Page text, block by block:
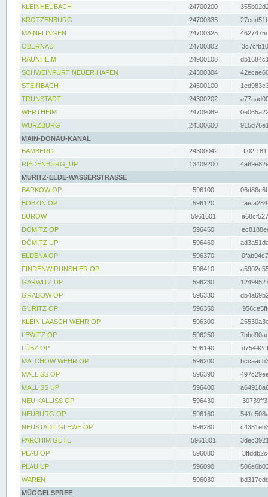
KLEINHEUBACH 24700200
KROTZENBURG
24700335
MAINFLINGEN
24700325
OBERNAU
24700302
RAUNHEIM
24900108
SCHWEINFURT NEUER HAFEN
24300304
STEINBACH
24500100
TRUNSTADT
24300202
WERTHEIM
24709089
WÜRZBURG
24300600
MAIN-DONAU-KANAL
BAMBERG
24300042
RIEDENBURG_UP
13409200
MÜRITZ-ELDE-WASSERSTRASSE
BARKOW OP
596100
BOBZIN OP
596120
BUROW
5961601
DÖMITZ OP
596450
DÖMITZ UP
596460
ELDENA OP
596370
FINDENWIRUNSHIER OP
596410
GARWITZ UP
596230
GRABOW OP
596330
GÜRITZ OP
596350
KLEIN LAASCH WEHR OP
596300
LEWITZ OP
596250
LÜBZ OP
596140
MALCHOW WEHR OP
596200
MALLISS OP
596390
MALLISS UP
596400
NEU KALLISS OP
596430
NEUBURG OP
596160
NEUSTADT GLEWE OP
596280
PARCHIM GÜTE
5961801
PLAU OP
596080
PLAU UP
596090
WAREN
596030
MÜGGELSPREE